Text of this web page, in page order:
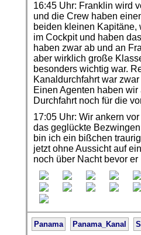
16:45 Uhr: Franklin wird
und die Crew haben
beiden kleinen
im Cockpit und haben
haben zwar ab und an
aber wirklich große
besonders wichtig war.
Kanaldurchfahrt war
Einen Agenten haben
Durchfahrt noch für die
17:05 Uhr: Wir ankern
das geglückte
bin ich ein bißchen
jetzt ohne Aussicht auf
noch über Nacht bevor
Panama Panama_Kanal